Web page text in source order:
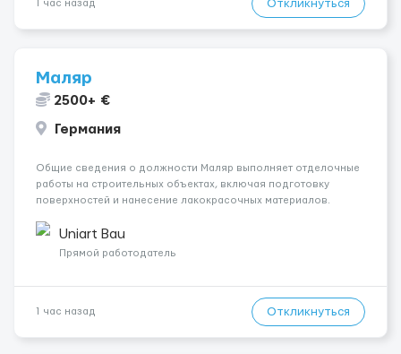
1 час назад Откликнуться
Маляр
2500+ €
Германия
Общие сведения о должности Маляр выполняет отделочные
работы на строительных объектах, включая подготовку
поверхностей и нанесение лакокрасочных материалов.
профессионалов на месте, приглашения делаем только для
профессионалов с доказательным портф...
Uniart Bau
Прямой работодатель
1 час назад Откликнуться